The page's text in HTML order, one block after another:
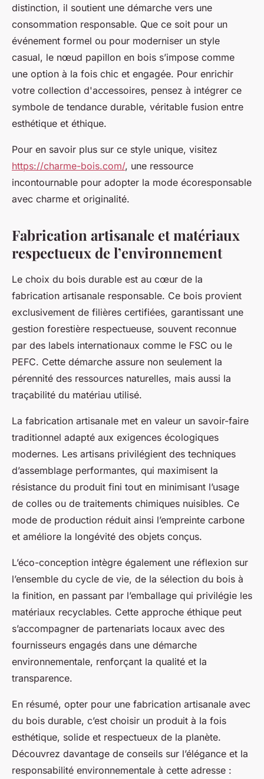
distinction, il soutient une démarche vers une
consommation responsable. Que ce soit pour un
événement formel ou pour moderniser un style
casual, le nœud papillon en bois s’impose comme
une option à la fois chic et engagée. Pour enrichir
votre collection d'accessoires, pensez à intégrer ce
symbole de tendance durable, véritable fusion entre
esthétique et éthique.
Pour en savoir plus sur ce style unique, visitez
https://charme-bois.com/, une ressource
incontournable pour adopter la mode écoresponsable
avec charme et originalité.
Fabrication artisanale et matériaux
respectueux de l’environnement
Le choix du bois durable est au cœur de la
fabrication artisanale responsable. Ce bois provient
exclusivement de filières certifiées, garantissant une
gestion forestière respectueuse, souvent reconnue
par des labels internationaux comme le FSC ou le
PEFC. Cette démarche assure non seulement la
pérennité des ressources naturelles, mais aussi la
traçabilité du matériau utilisé.
La fabrication artisanale met en valeur un savoir-faire
traditionnel adapté aux exigences écologiques
modernes. Les artisans privilégient des techniques
d’assemblage performantes, qui maximisent la
résistance du produit fini tout en minimisant l’usage
de colles ou de traitements chimiques nuisibles. Ce
mode de production réduit ainsi l’empreinte carbone
et améliore la longévité des objets conçus.
L’éco-conception intègre également une réflexion sur
l’ensemble du cycle de vie, de la sélection du bois à
la finition, en passant par l’emballage qui privilégie les
matériaux recyclables. Cette approche éthique peut
s’accompagner de partenariats locaux avec des
fournisseurs engagés dans une démarche
environnementale, renforçant la qualité et la
transparence.
En résumé, opter pour une fabrication artisanale avec
du bois durable, c’est choisir un produit à la fois
esthétique, solide et respectueux de la planète.
Découvrez davantage de conseils sur l’élégance et la
responsabilité environnementale à cette adresse :